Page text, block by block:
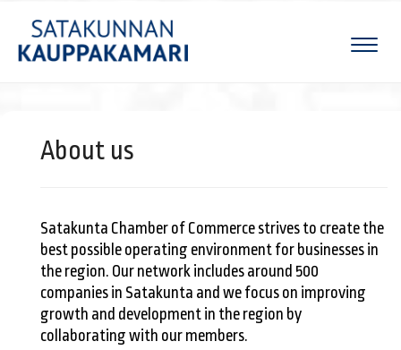
About us
Satakunta Chamber of Commerce strives to create the
best possible operating environment for businesses in
the region. Our network includes around 500
companies in Satakunta and we focus on improving
growth and development in the region by
collaborating with our members.